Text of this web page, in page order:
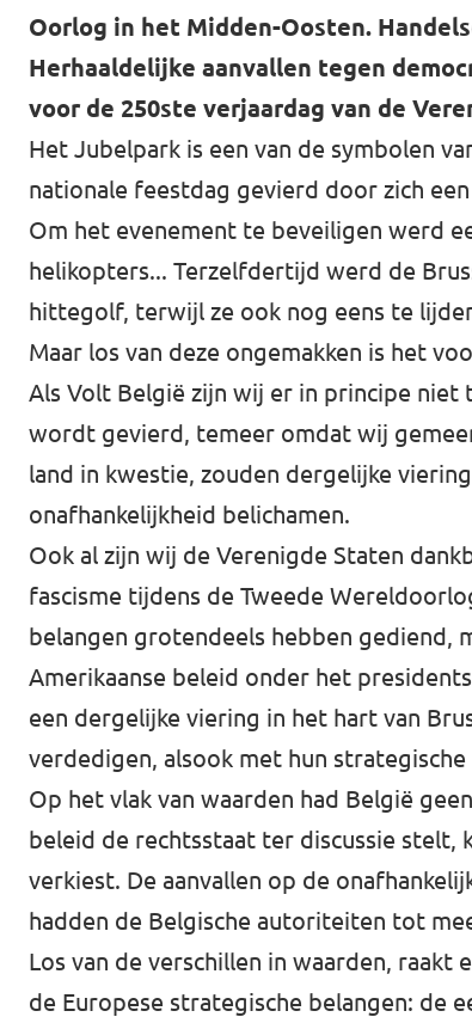
Oorlog in het Midden-Oosten.
Herhaaldelijke aanvallen tegen
voor de 250ste verjaardag van de
Het Jubelpark is een van de symbolen
nationale feestdag gevierd door zich
Om het evenement te beveiligen werd
helikopters... Terzelfdertijd werd de
hittegolf, terwijl ze ook nog eens te
Maar los van deze ongemakken is het
Als Volt België zijn wij er in principe
wordt gevierd, temeer omdat wij
land in kwestie, zouden dergelijke
onafhankelijkheid belichamen.
Ook al zijn wij de Verenigde Staten
fascisme tijdens de Tweede
belangen grotendeels hebben gediend,
Amerikaanse beleid onder het
een dergelijke viering in het hart van
verdedigen, alsook met hun strategische
Op het vlak van waarden had België
beleid de rechtsstaat ter discussie
verkiest. De aanvallen op de
hadden de Belgische autoriteiten tot
Los van de verschillen in waarden,
de Europese strategische belangen: de